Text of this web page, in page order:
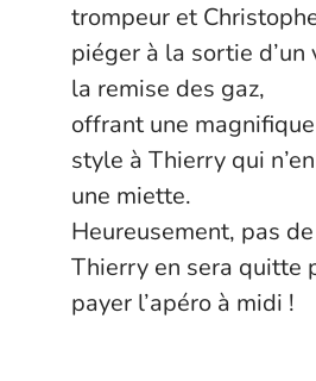
trompeur et
piéger à la sortie
la remise des gaz,
offrant une
style à Thierry qui
une miette.
Heureusement, pas
Thierry en sera quitte
payer l’apéro à midi !